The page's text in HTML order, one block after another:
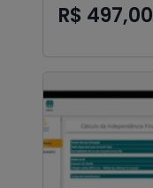
R$ 497,00